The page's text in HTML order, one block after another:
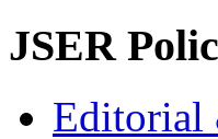
JSER
Editorial